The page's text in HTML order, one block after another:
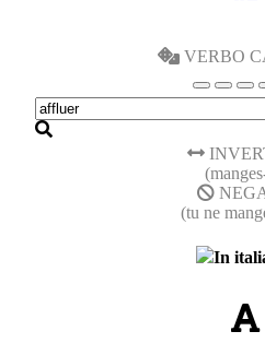
VERBO
(tu ne
In